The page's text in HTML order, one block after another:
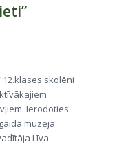
12.klases skolēni
Ierodoties
muzeja
Līva.